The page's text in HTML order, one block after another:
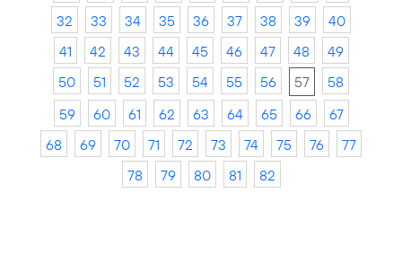
32
33 34 35 36 37 38 39
40
41
42 43 44 45 46 47 48
49
50
51 52 53 54 55 56 57
58
59
60 61 62 63 64 65 66
67
68
69 70 71 72 73 74 75 76
77
78
79 80 81 82